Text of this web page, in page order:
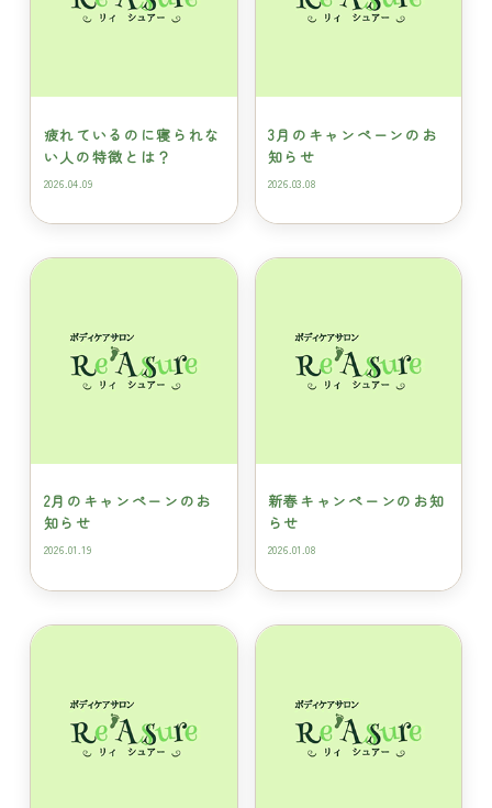
疲れているのに寝られな
い人の特徴とは？
2026.04.09
3月のキャンペーンのお
知らせ
2026.03.08
2月のキャンペーンのお
知らせ
2026.01.19
新春キャンペーンのお知
らせ
2026.01.08